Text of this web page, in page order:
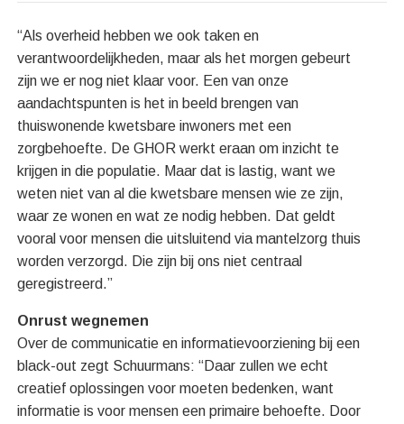
“Als overheid hebben we ook taken en
verantwoordelijkheden, maar als het morgen gebeurt
zijn we er nog niet klaar voor. Een van onze
aandachtspunten is het in beeld brengen van
thuiswonende kwetsbare inwoners met een
zorgbehoefte. De GHOR werkt eraan om inzicht te
krijgen in die populatie. Maar dat is lastig, want we
weten niet van al die kwetsbare mensen wie ze zijn,
waar ze wonen en wat ze nodig hebben. Dat geldt
vooral voor mensen die uitsluitend via mantelzorg thuis
worden verzorgd. Die zijn bij ons niet centraal
geregistreerd.”
Onrust wegnemen
Over de communicatie en informatievoorziening bij een
black-out zegt Schuurmans: “Daar zullen we echt
creatief oplossingen voor moeten bedenken, want
informatie is voor mensen een primaire behoefte. Door